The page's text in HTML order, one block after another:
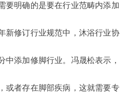
要明确的是要在行业范畴内添加
新修订行业规范中，沐浴行业协
中添加修脚行业。冯晟松表示，
或者存在脚部疾病，这就需要专